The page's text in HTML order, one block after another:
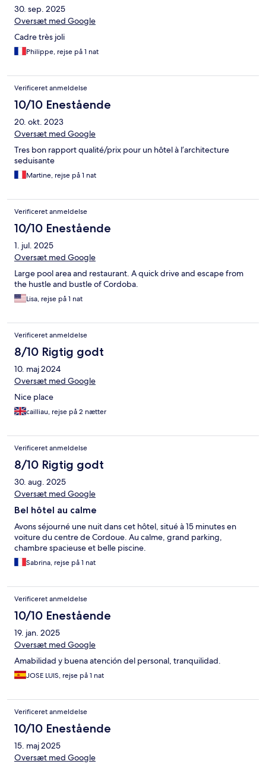
30. sep. 2025
Oversæt med Google
Cadre très joli
Philippe, rejse på 1 nat
Verificeret anmeldelse
10/10 Enestående
20. okt. 2023
Oversæt med Google
Tres bon rapport qualité/prix pour un hôtel à l’architecture
seduisante
Martine, rejse på 1 nat
Verificeret anmeldelse
10/10 Enestående
1. jul. 2025
Oversæt med Google
Large pool area and restaurant. A quick drive and escape from
the hustle and bustle of Cordoba.
Lisa, rejse på 1 nat
Verificeret anmeldelse
8/10 Rigtig godt
10. maj 2024
Oversæt med Google
Nice place
cailliau, rejse på 2 nætter
Verificeret anmeldelse
8/10 Rigtig godt
30. aug. 2025
Oversæt med Google
Bel hôtel au calme
Avons séjourné une nuit dans cet hôtel, situé à 15 minutes en
voiture du centre de Cordoue. Au calme, grand parking,
chambre spacieuse et belle piscine.
Sabrina, rejse på 1 nat
Verificeret anmeldelse
10/10 Enestående
19. jan. 2025
Oversæt med Google
Amabilidad y buena atención del personal, tranquilidad.
JOSE LUIS, rejse på 1 nat
Verificeret anmeldelse
10/10 Enestående
15. maj 2025
Oversæt med Google